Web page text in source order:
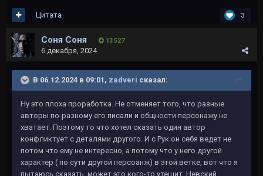
3
Цитата
Соня Соня 13 527
6 декабря, 2024
В 06.12.2024 в 09:01, zadveri сказал:
Ну это плоха проработка. Не отменяет того, что разные
авторы по-разному его писали и общности персонажу не
хватает. Поэтому то что хотел сказать один автор
конфликтует с деталями другого. И с Рук он себя ведет не
потом что ему не интересно, а потому что у него другой
характер ( по сути другой персоанж) в этой ветке, вот что я
пытаюсь сказать, может это кого-то утешит. Невский